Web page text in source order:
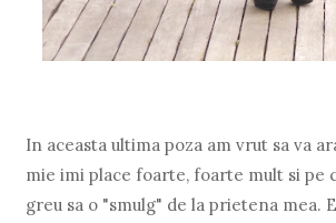
In aceasta ultima poza am vrut sa va
mie imi place foarte, foarte mult si pe
greu sa o "smulg" de la prietena mea.